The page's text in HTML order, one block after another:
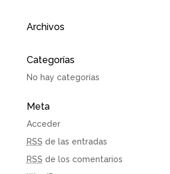
Archivos
Categorías
No hay categorías
Meta
Acceder
RSS de las entradas
RSS de los comentarios